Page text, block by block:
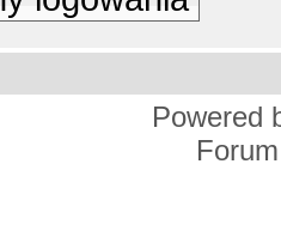
Powered